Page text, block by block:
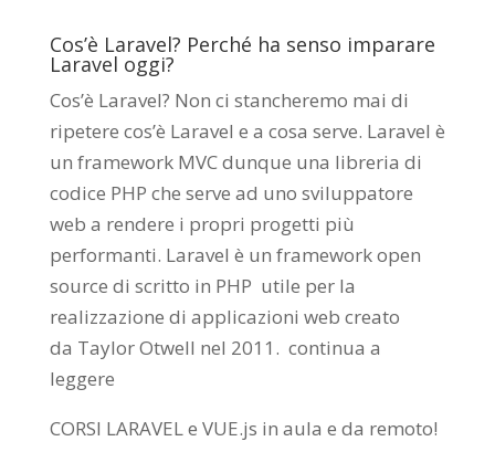
Cos’è Laravel? Perché ha senso imparare
Laravel oggi?
Cos’è Laravel? Non ci stancheremo mai di
ripetere cos’è Laravel e a cosa serve. Laravel è
un framework MVC dunque una libreria di
codice PHP che serve ad uno sviluppatore
web a rendere i propri progetti più
performanti. Laravel è un framework open
source di scritto in PHP utile per la
realizzazione di applicazioni web creato
da Taylor Otwell nel 2011. continua a
leggere
CORSI LARAVEL e VUE.js in aula e da remoto!